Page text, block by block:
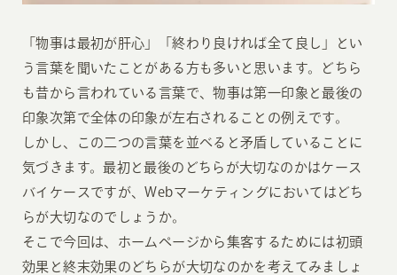
「物事は最初が肝心」「終わり良ければ全て良し」とい
う言葉を聞いたことがある方も多いと思います。どちら
も昔から言われている言葉で、物事は第一印象と最後の
印象次第で全体の印象が左右されることの例えです。
しかし、この二つの言葉を並べると矛盾していることに
気づきます。最初と最後のどちらが大切なのかはケース
バイケースですが、Webマーケティングにおいてはどち
らが大切なのでしょうか。
そこで今回は、ホームページから集客するためには初頭
効果と終末効果のどちらが大切なのかを考えてみましょ